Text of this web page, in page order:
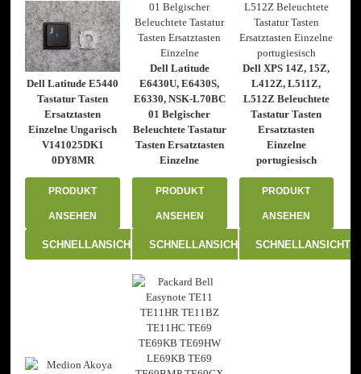
Dell Latitude E5440
Tastatur Tasten
Ersatztasten
Einzelne Ungarisch
V141025DK1
0DY8MR
PRODUKT
ANSEHEN
SCHNELLANSICHT
Dell Latitude
E6430U, E6430S,
E6330, NSK-L70BC
01 Belgischer
Beleuchtete Tastatur
Tasten Ersatztasten
Einzelne
PRODUKT
ANSEHEN
SCHNELLANSICHT
Dell XPS 14Z, 15Z,
L412Z, L511Z,
L512Z Beleuchtete
Tastatur Tasten
Ersatztasten
Einzelne
portugiesisch
PRODUKT
ANSEHEN
SCHNELLANSICHT